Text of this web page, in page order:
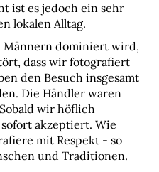
ist es jedoch ein sehr
lokalen Alltag.
Männern dominiert wird,
dass wir fotografiert
den Besuch insgesamt
Die Händler waren
wir höflich
akzeptiert. Wie
mit Respekt - so
und Traditionen.